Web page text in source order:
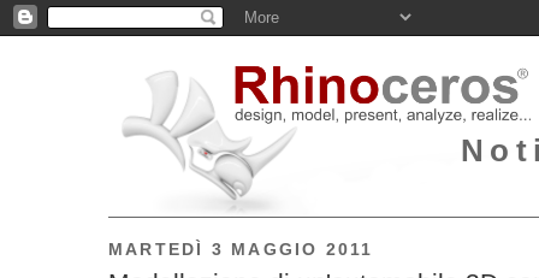
MARTEDÌ 3 MAGGIO 2011